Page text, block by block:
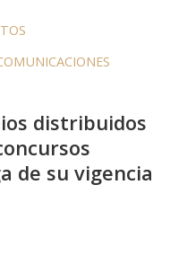
distribuidos
de su vigencia